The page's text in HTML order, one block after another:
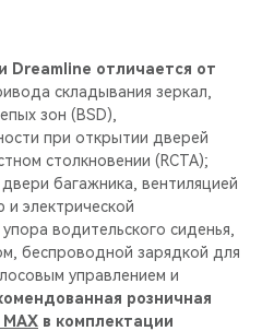
Dreamline отличается от
складывания зеркал,
зон (BSD),
при открытии дверей
столкновении (RCTA);
багажника, вентиляцией
и электрической
водительского сиденья,
беспроводной зарядкой для
управлением и
розничная
MAX в комплектации